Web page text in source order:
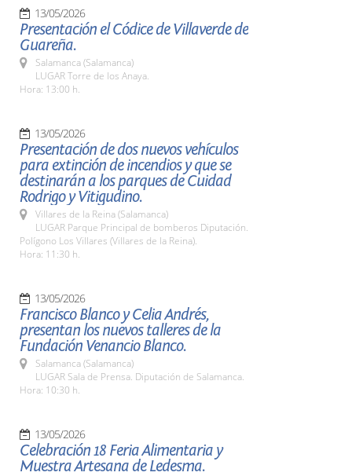
13/05/2026
Presentación el Códice de Villaverde de
Guareña.
Salamanca (Salamanca)
LUGAR Torre de los Anaya.
Hora: 13:00 h.
13/05/2026
Presentación de dos nuevos vehículos
para extinción de incendios y que se
destinarán a los parques de Cuidad
Rodrigo y Vitigudino.
Villares de la Reina (Salamanca)
LUGAR Parque Principal de bomberos Diputación.
Polígono Los Villares (Villares de la Reina).
Hora: 11:30 h.
13/05/2026
Francisco Blanco y Celia Andrés,
presentan los nuevos talleres de la
Fundación Venancio Blanco.
Salamanca (Salamanca)
LUGAR Sala de Prensa. Diputación de Salamanca.
Hora: 10:30 h.
13/05/2026
Celebración 18 Feria Alimentaria y
Muestra Artesana de Ledesma.